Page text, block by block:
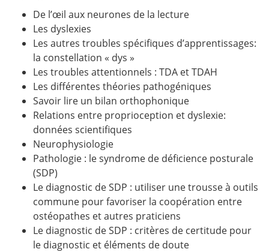
De l’œil aux neurones de la lecture
Les dyslexies
Les autres troubles spécifiques d’apprentissages:
la constellation « dys »
Les troubles attentionnels : TDA et TDAH
Les différentes théories pathogéniques
Savoir lire un bilan orthophonique
Relations entre proprioception et dyslexie:
données scientifiques
Neurophysiologie
Pathologie : le syndrome de déficience posturale
(SDP)
Le diagnostic de SDP : utiliser une trousse à outils
commune pour favoriser la coopération entre
ostéopathes et autres praticiens
Le diagnostic de SDP : critères de certitude pour
le diagnostic et éléments de doute